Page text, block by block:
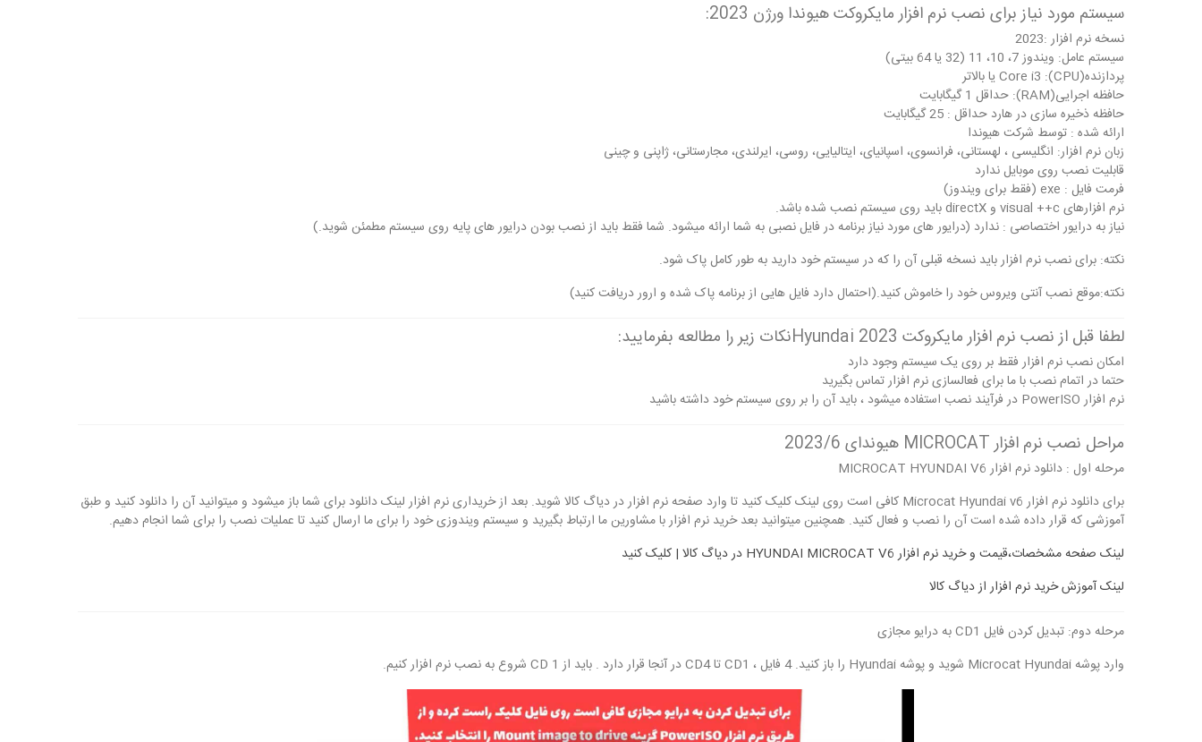
سیستم مورد نیاز برای نصب نرم افزار مایکروکت هیوندا ورژن 2023:
نسخه نرم افزار :2023
سیستم عامل: ویندوز 7، 10، 11 (32 یا 64 بیتی)
پردازنده(CPU): Core i3 یا بالاتر
حافظه اجرایی(RAM): حداقل 1 گیگابایت
حافظه ذخیره سازی در هارد حداقل : 25 گیگابایت
ارائه شده : توسط شرکت هیوندا
زبان نرم افزار: انگلیسی ، لهستانی، فرانسوی، اسپانیای، ایتالیایی، روسی، ایرلندی، مجارستانی، ژاپنی و چینی
قابلیت نصب روی موبایل ندارد
فرمت فایل : exe (فقط برای ویندوز)
نرم افزارهای visual ++c و directX باید روی سیستم نصب شده باشد.
نیاز به درایور اختصاصی : ندارد (درایور های مورد نیاز برنامه در فایل نصبی به شما ارائه میشود. شما فقط باید از نصب بودن درایور های پایه روی سیستم مطمئن شوید.)
نکته: برای نصب نرم افزار باید نسخه قبلی آن را که در سیستم خود دارید به طور کامل پاک شود.
نکته:موقع نصب آنتی ویروس خود را خاموش کنید.(احتمال دارد فایل هایی از برنامه پاک شده و ارور دریافت کنید)
لطفا قبل از نصب نرم افزار مایکروکت Hyundai 2023نکات زیر را مطالعه بفرمایید:
امکان نصب نرم افزار فقط بر روی یک سیستم وجود دارد
حتما در اتمام نصب با ما برای فعالسازی نرم افزار تماس بگیرید
نرم افزار PowerISO در فرآیند نصب استفاده میشود ، باید آن را بر روی سیستم خود داشته باشید
مراحل نصب نرم افزار MICROCAT هیوندای 2023/6
مرحله اول : دانلود نرم افزار MICROCAT HYUNDAI V6
برای دانلود نرم افزار Microcat Hyundai v6 کافی است روی لینک کلیک کنید تا وارد صفحه نرم افزار در دیاگ کالا شوید. بعد از خریداری نرم افزار لینک دانلود برای شما باز میشود و میتوانید آن را دانلود کنید و طبق
آموزشی که قرار داده شده است آن را نصب و فعال کنید. همچنین میتوانید بعد خرید نرم افزار با مشاورین ما ارتباط بگیرید و سیستم ویندوزی خود را برای ما ارسال کنید تا عملیات نصب را برای شما انجام دهیم.
لینک صفحه مشخصات،قیمت و خرید نرم افزار HYUNDAI MICROCAT V6 در دیاگ کالا | کلیک کنید
لینک آموزش خرید نرم افزار از دیاگ کالا
مرحله دوم: تبدیل کردن فایل CD1 به درایو مجازی
وارد پوشه Microcat Hyundai شوید و پوشه Hyundai را باز کنید. 4 فایل ، CD1 تا CD4 در آنجا قرار دارد . باید از CD 1 شروع به نصب نرم افزار کنیم.